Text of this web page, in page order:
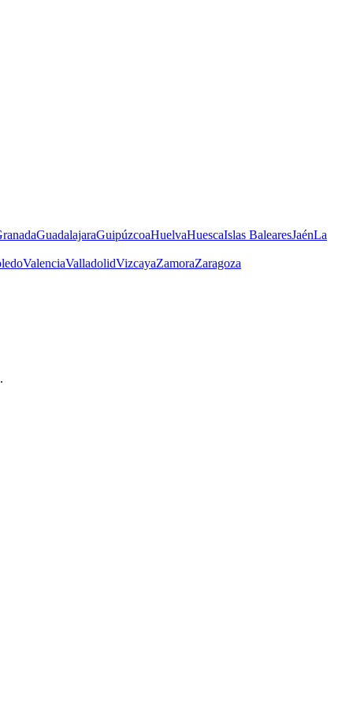
GuadalajaraGuipúzcoaHuelvaHuescaIslas BalearesJaénLa
ValenciaValladolidVizcayaZamoraZaragoza